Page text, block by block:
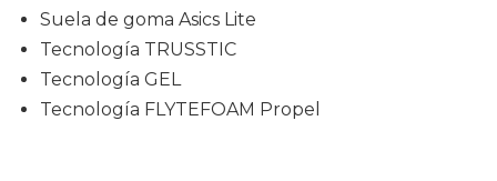
Suela de goma Asics Lite
Tecnología TRUSSTIC
Tecnología GEL
Tecnología FLYTEFOAM Propel